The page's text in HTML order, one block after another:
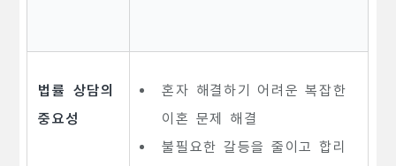
법률 상담의
중요성
혼자 해결하기 어려운 복잡한
이혼 문제 해결
불필요한 갈등을 줄이고 합리